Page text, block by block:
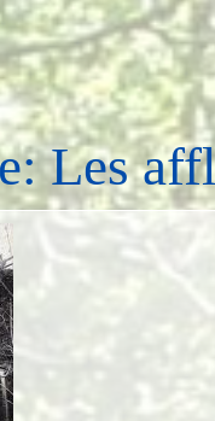
Les